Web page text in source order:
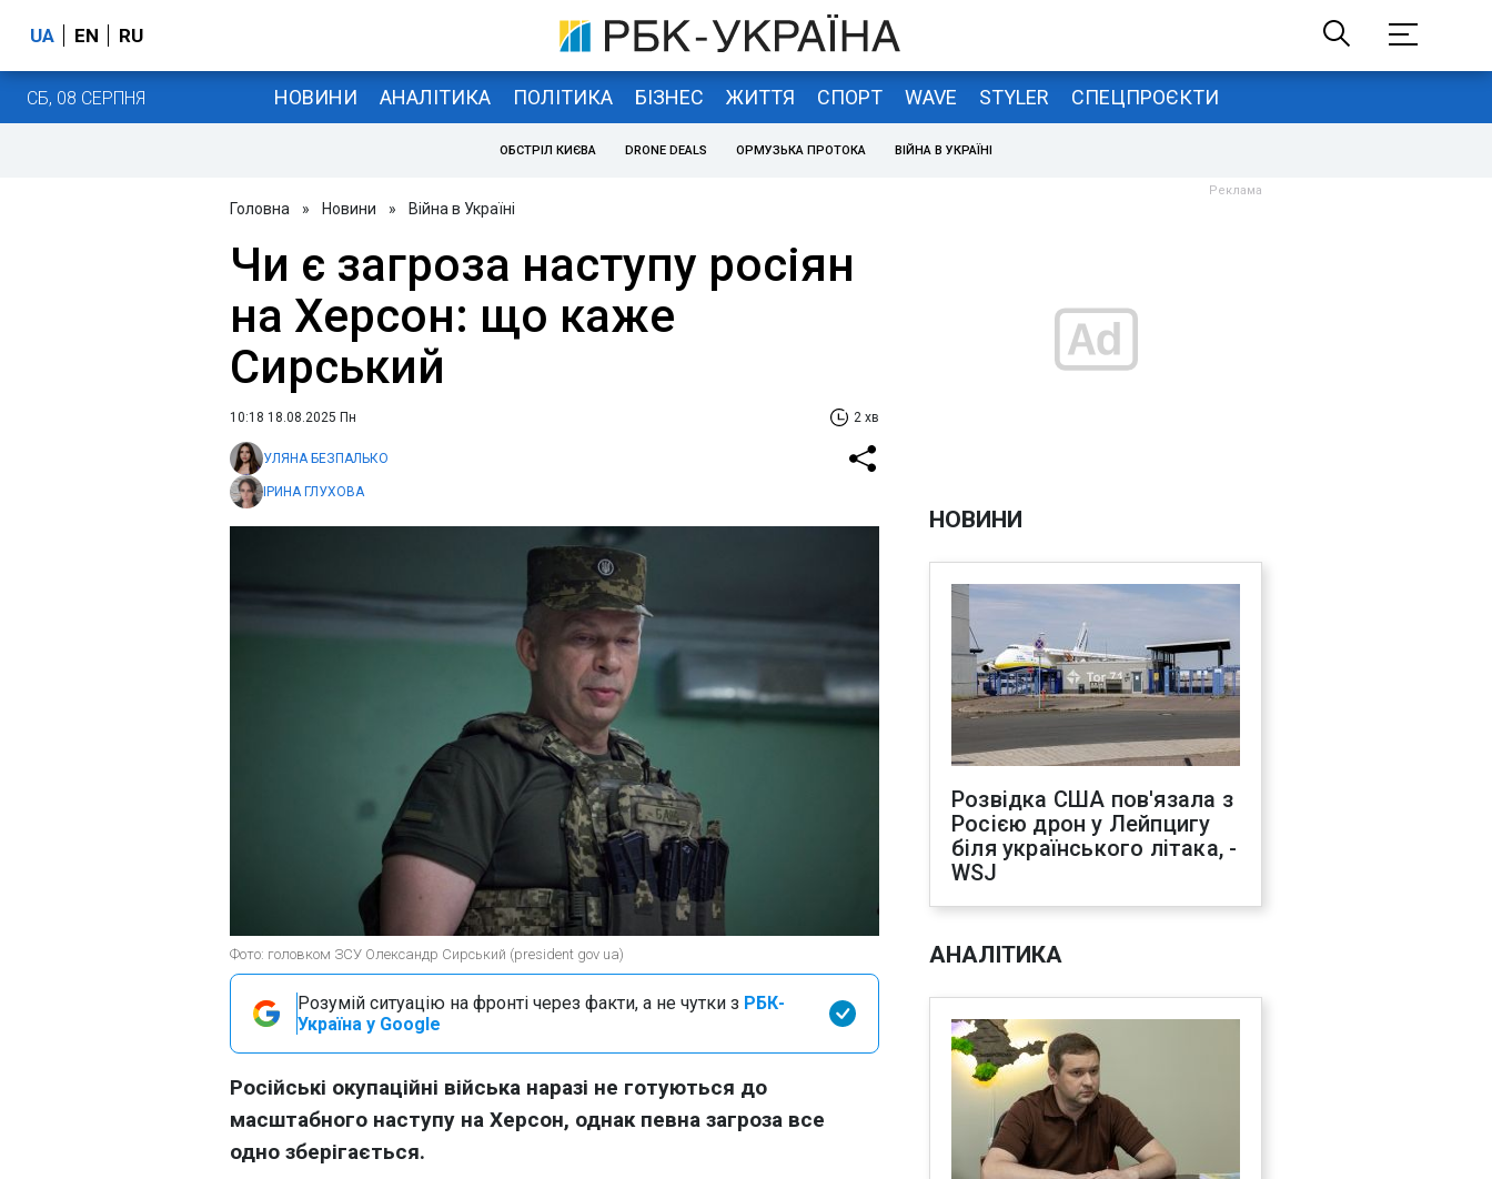
UA EN RU
СБ, 08 СЕРПНЯ НОВИНИ АНАЛІТИКА ПОЛІТИКА БІЗНЕС ЖИТТЯ СПОРТ WAVE STYLER СПЕЦПРОЄКТИ
ОБСТРІЛ КИЄВА DRONE DEALS ОРМУЗЬКА ПРОТОКА ВІЙНА В УКРАЇНІ
Головна » Новини » Війна в Україні
Чи є загроза наступу росіян
на Херсон: що каже
Сирський
10:18 18.08.2025 Пн 2 хв
УЛЯНА БЕЗПАЛЬКО
ІРИНА ГЛУХОВА
Фото: головком ЗСУ Олександр Сирський (president gov ua)
Розумій ситуацію на фронті через факти, а не чутки з РБК-
Україна у Google
Російські окупаційні війська наразі не готуються до
масштабного наступу на Херсон, однак певна загроза все
одно зберігається.
НОВИНИ
Розвідка США пов'язала з
Росією дрон у Лейпцигу
біля українського літака, -
WSJ
АНАЛІТИКА